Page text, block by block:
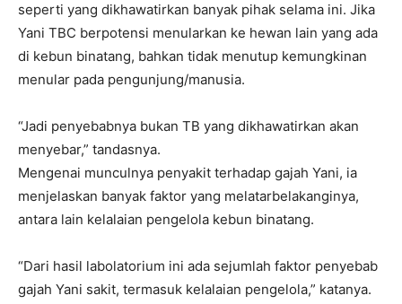
seperti yang dikhawatirkan banyak pihak selama ini. Jika
Yani TBC berpotensi menularkan ke hewan lain yang ada
di kebun binatang, bahkan tidak menutup kemungkinan
menular pada pengunjung/manusia.
“Jadi penyebabnya bukan TB yang dikhawatirkan akan
menyebar,” tandasnya.
Mengenai munculnya penyakit terhadap gajah Yani, ia
menjelaskan banyak faktor yang melatarbelakanginya,
antara lain kelalaian pengelola kebun binatang.
“Dari hasil labolatorium ini ada sejumlah faktor penyebab
gajah Yani sakit, termasuk kelalaian pengelola,” katanya.